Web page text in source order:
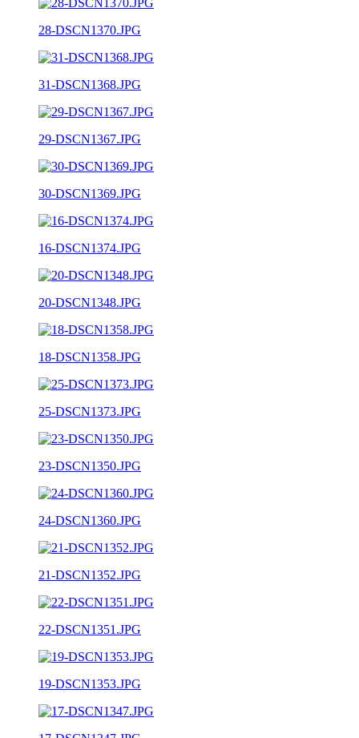
28-DSCN1370.JPG
31-DSCN1368.JPG
29-DSCN1367.JPG
30-DSCN1369.JPG
16-DSCN1374.JPG
20-DSCN1348.JPG
18-DSCN1358.JPG
25-DSCN1373.JPG
23-DSCN1350.JPG
24-DSCN1360.JPG
21-DSCN1352.JPG
22-DSCN1351.JPG
19-DSCN1353.JPG